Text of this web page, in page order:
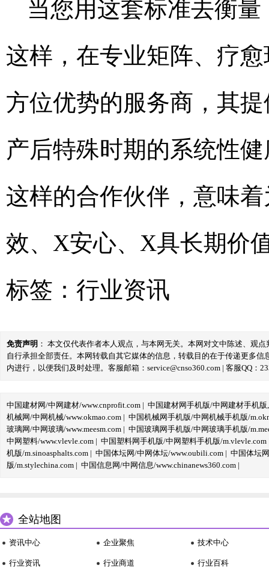
当您用这套标准去衡
这样，在专业矩阵、疗
方位优势的服务商，其
产后特殊时期的系统性
这样的合作伙伴，意味
效、X安心、X具长期价
标签： 行业资讯
免责声明 ： 本文仅代表作者本人观点，与本网无关。本网对文中陈述、观
自行承担全部责任。本网转载自其它媒体的信息，转载目的在于传递更多
内进行，以便我们及时处理。客服邮箱：service@cnso360.com | 客服QQ：
中国建材网/中网建材/www.cnprofit.com | 中国建材网手机版/中网建材手机版
机械网/中网机械/www.okmao.com | 中国机械网手机版/中网机械手机版/
玻璃网/中网玻璃/www.meesm.com | 中国玻璃网手机版/中网玻璃手机版/
中网塑料/www.vlevle.com | 中国塑料网手机版/中网塑料手机版/m.vlevle.com
机版/m.sinoasphalts.com | 中国体坛网/中网体坛/www.oubili.com | 中国体坛
版/m.stylechina.com | 中国信息网/中网信息/www.chinanews360.com |
全站地图
资讯中心
行业资讯
企业聚焦
行业商道
技术中心
行业百科